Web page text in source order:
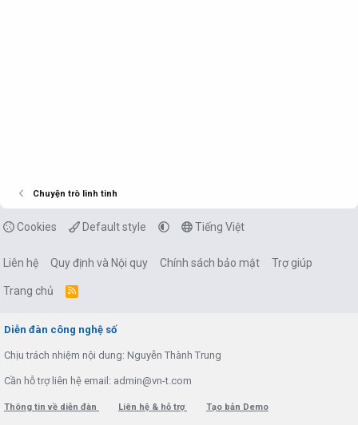
Chuyện trò linh tinh
Cookies Default style Tiếng Việt
Liên hệ Quy định và Nội quy Chính sách bảo mật Trợ giúp
Trang chủ
R
Diễn đàn công nghệ số
Chịu trách nhiệm nội dung: Nguyễn Thành Trung
Cần hỗ trợ liên hệ email: admin@vn-t.com
Thông tin về diễn đàn Liên hệ & hỗ trợ Tạo bản Demo